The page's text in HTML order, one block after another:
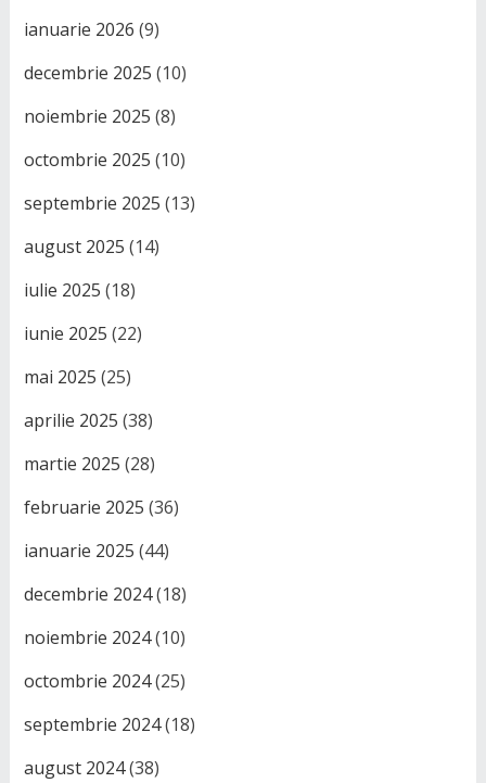
ianuarie 2026 (9)
decembrie 2025 (10)
noiembrie 2025 (8)
octombrie 2025 (10)
septembrie 2025 (13)
august 2025 (14)
iulie 2025 (18)
iunie 2025 (22)
mai 2025 (25)
aprilie 2025 (38)
martie 2025 (28)
februarie 2025 (36)
ianuarie 2025 (44)
decembrie 2024(18)
noiembrie 2024(10)
octombrie 2024(25)
septembrie 2024(18)
august 2024(38)